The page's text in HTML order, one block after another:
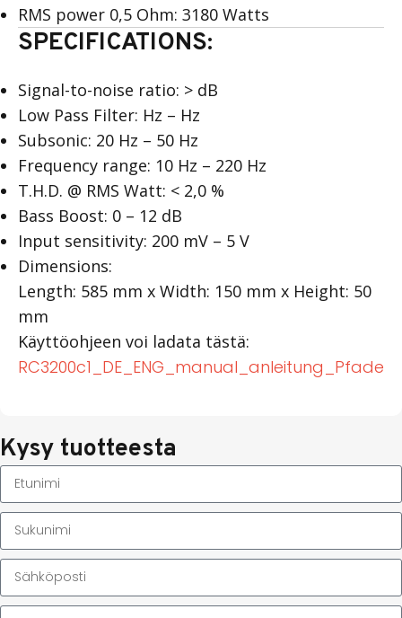
RMS power 0,5 Ohm: 3180 Watts
SPECIFICATIONS:
Signal-to-noise ratio: > dB
Low Pass Filter: Hz – Hz
Subsonic: 20 Hz – 50 Hz
Frequency range: 10 Hz – 220 Hz
T.H.D. @ RMS Watt: < 2,0 %
Bass Boost: 0 – 12 dB
Input sensitivity: 200 mV – 5 V
Dimensions:
Length: 585 mm x Width: 150 mm x Height: 50
mm
Käyttöohjeen voi ladata tästä:
RC3200c1_DE_ENG_manual_anleitung_Pfade
Kysy tuotteesta